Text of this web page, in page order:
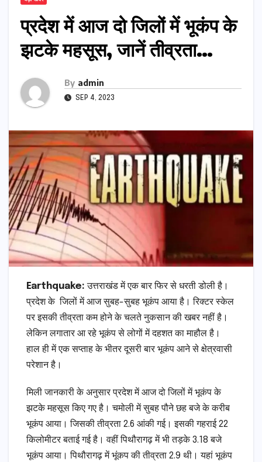
प्रदेश में आज दो जिलों में भूकंप के
झटके महसूस, जानें तीव्रता…
By admin
SEP 4, 2023
Earthquake: उत्तराखंड में एक बार फिर से धरती डोली है।
प्रदेश के जिलों में आज सुबह-सुबह भूकंप आया है। रिक्टर स्केल
पर इसकी तीव्रता कम होने के चलते नुकसान की खबर नहीं है।
लेकिन लगातार आ रहे भूकंप से लोगों में दहशत का माहौल है।
हाल ही में एक सप्ताह के भीतर दूसरी बार भूकंप आने से क्षेत्रवासी
परेशान है।
मिली जानकारी के अनुसार प्रदेश में आज दो जिलों में भूकंप के
झटके महसूस किए गए है। चमोली में सुबह पौने छह बजे के करीब
भूकंप आया। जिसकी तीव्रता 2.6 आंकी गई। इसकी गहराई 22
किलोमीटर बताई गई है। वहीं पिथौरागढ़ में भी तड़के 3.18 बजे
भूकंप आया। पिथौरागढ़ में भूंकप की तीव्रता 2.9 थी। यहां भूकंप